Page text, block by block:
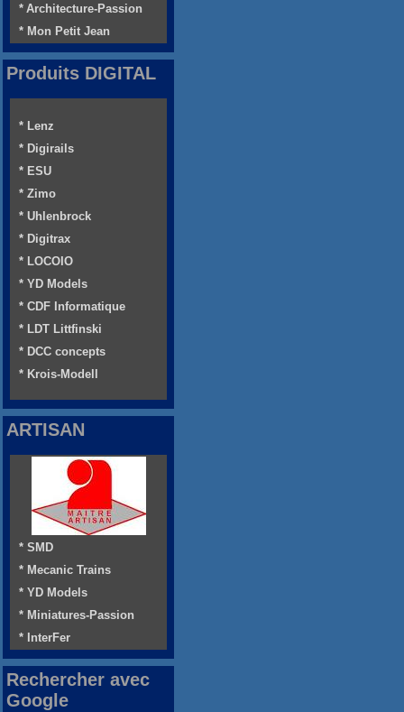
* Architecture-Passion
* Mon Petit Jean
Produits DIGITAL
* Lenz
* Digirails
* ESU
* Zimo
* Uhlenbrock
* Digitrax
* LOCOIO
* YD Models
* CDF Informatique
* LDT Littfinski
* DCC concepts
* Krois-Modell
ARTISAN
* SMD
* Mecanic Trains
* YD Models
* Miniatures-Passion
* InterFer
Rechercher avec
Google